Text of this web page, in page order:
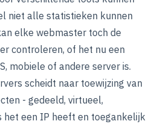
niet alle statistieken kunnen
elke webmaster toch de
controleren, of het nu een
mobiele of andere server is.
scheidt naar toewijzing van
- gedeeld, virtueel,
het een IP heeft en toegankelijk